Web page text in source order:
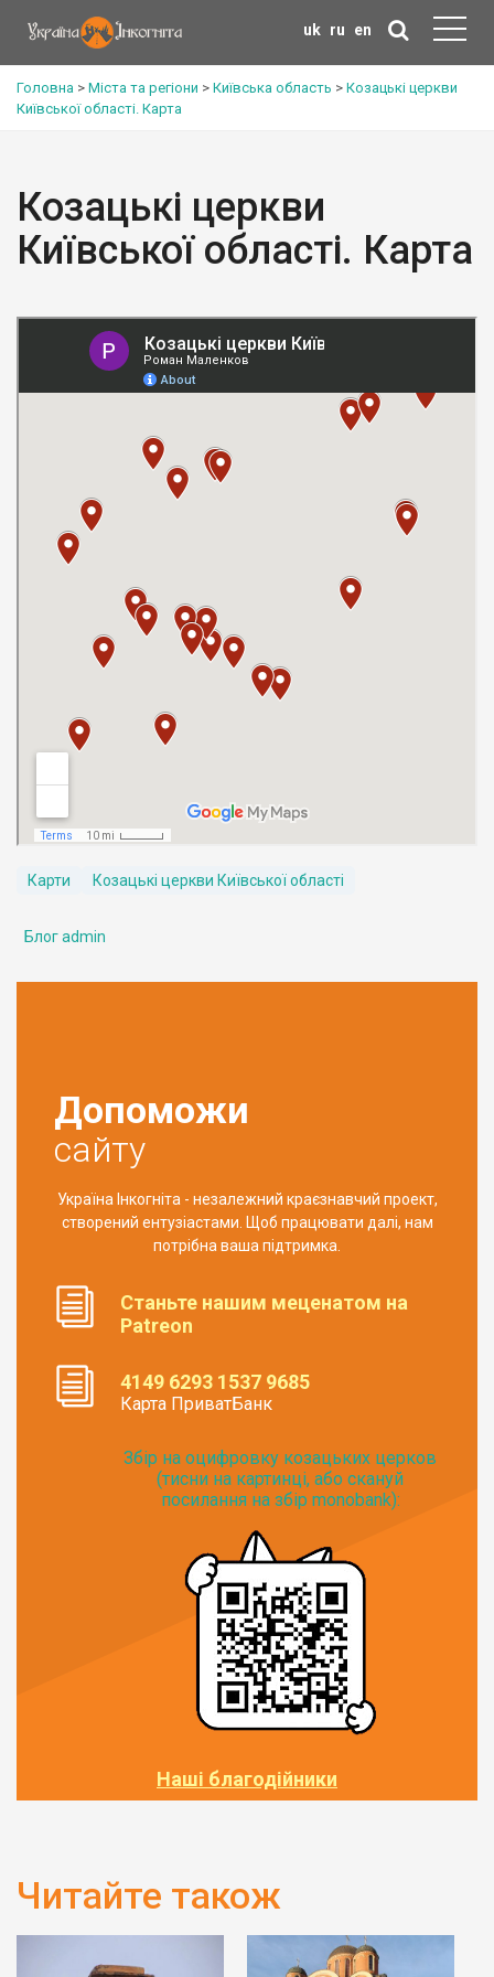
uk ru en
Головна > Міста та регіони > Київська область > Козацькі церкви
Київської області. Карта
Козацькі церкви
Київської області. Карта
Карти Козацькі церкви Київської області
Блог admin
Допоможи
сайту
Україна Інкогніта - незалежний краєзнавчий проект,
створений ентузіастами. Щоб працювати далі, нам
потрібна ваша підтримка.
Станьте нашим меценатом на
Patreon
4149 6293 1537 9685
Карта ПриватБанк
Збір на оцифровку козацьких церков
(тисни на картинці, або скануй
посилання на збір monobank):
Наші благодійники
Читайте також